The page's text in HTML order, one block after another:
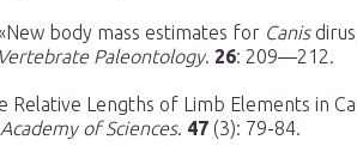
body mass estimates for Canis
Paleontology. 26: 209—212.
Relative Lengths of Limb Elements in
of Sciences. 47 (3): 79-84.